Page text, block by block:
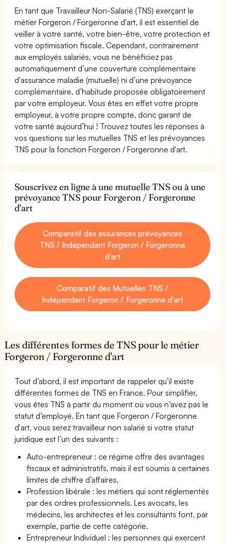
En tant que Travailleur Non-Salarié (TNS) exerçant le
métier Forgeron / Forgeronne d'art, il est essentiel de
veiller à votre santé, votre bien-être, votre protection et
votre optimisation fiscale. Cependant, contrairement
aux employés salariés, vous ne bénéficiez pas
automatiquement d’une couverture complémentaire
d'assurance maladie (mutuelle) ni d’une prévoyance
complémentaire, d’habitude proposée obligatoirement
par votre employeur. Vous êtes en effet votre propre
employeur, à votre propre compte, donc garant de
votre santé aujourd’hui ! Trouvez toutes les réponses à
vos questions sur les mutuelles TNS et les prévoyances
TNS pour la fonction Forgeron / Forgeronne d'art.
Souscrivez en ligne à une mutuelle TNS ou à une
prévoyance TNS pour Forgeron / Forgeronne
d'art
Comparatif des assurances prévoyances
TNS / Indépendant Forgeron / Forgeronne
d'art
Comparatif des Mutuelles TNS /
Indépendant Forgeron / Forgeronne d'art
Les différentes formes de TNS pour le métier
Forgeron / Forgeronne d'art
Tout d’abord, il est important de rappeler qu’il existe
différentes formes de TNS en France. Pour simplifier,
vous êtes TNS à partir du moment où vous n’avez pas le
statut d’employé. En tant que Forgeron / Forgeronne
d'art, vous serez travailleur non salarié si votre statut
juridique est l’un des suivants :
Auto-entrepreneur : ce régime offre des avantages
fiscaux et administratifs, mais il est soumis à certaines
limites de chiffre d’affaires.
Profession libérale : les métiers qui sont réglementés
par des ordres professionnels. Les avocats, les
médecins, les architectes et les consultants font, par
exemple, partie de cette catégorie.
Entrepreneur Individuel : les personnes qui exercent